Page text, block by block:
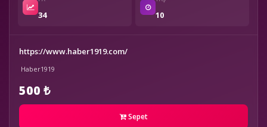
34 10
https://www.haber1919.com/
Haber1919
500 ₺
Sepet